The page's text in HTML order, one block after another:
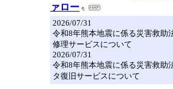
ァロー
2026/07/31
令和8年熊本地震に係る災害救助
修理サービスについて
2026/07/31
令和8年熊本地震に係る災害救助
タ復旧サービスについて